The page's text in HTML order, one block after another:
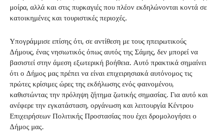
μοίρα, αλλά και στις πυρκαγιές που πλέον εκδηλώνονται κοντά σε
κατοικημένες και τουριστικές περιοχές.
Υπογράμμισε επίσης ότι, σε αντίθεση με τους ηπειρωτικούς
Δήμους, ένας νησιωτικός όπως αυτός της Σάμης, δεν μπορεί να
βασιστεί στην άμεση εξωτερική βοήθεια. Αυτό πρακτικά σημαίνει
ότι ο Δήμος μας πρέπει να είναι επιχειρησιακά αυτόνομος τις
πρώτες κρίσιμες ώρες της εκδήλωσης ενός φαινομένου,
καθιστώντας την πρόληψη ζήτημα ζωτικής σημασίας. Για αυτό και
ανέφερε την εγκατάσταση, οργάνωση και λειτουργία Κέντρου
Επιχειρήσεων Πολιτικής Προστασίας που έχει δρομολογήσει ο
Δήμος μας.